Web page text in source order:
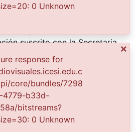
Fotográfico y Fílmico del
de la Biblioteca
suscrito con la Secretaria
con el fin de aunar
preservación y
entre la comunidad
entre los estudiantes e
la Biblioteca, propiciando el
La universidad Icesi es
proceso de difusión, facilitando
0 Unknown
×
response for
core/bundles/7298
b33d-
bitstreams?
0 Unknown